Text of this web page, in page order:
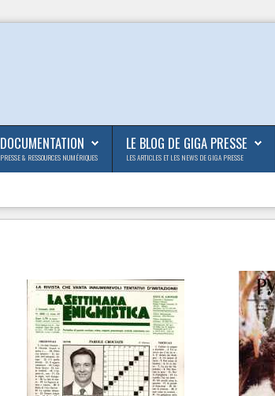
DOCUMENTATION
PRESSE & RESSOURCES NUMÉRIQUES
LE BLOG DE GIGA PRESSE
LES ARTICLES ET LES NEWS DE GIGA PRESSE